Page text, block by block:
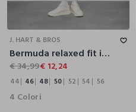
50 54
J. HART & BROS
Bermuda relaxed fit in misto cotone e lino uomo
€ 34,99€ 12,24
44 46 48 50 52 54 56
4 Colori